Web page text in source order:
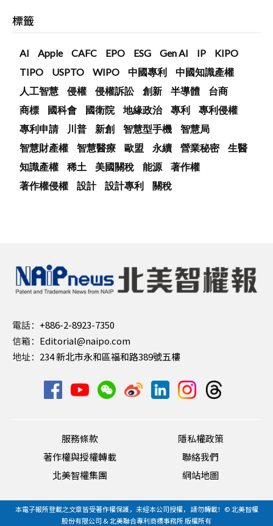
標籤
AI Apple CAFC EPO ESG Gen AI IP
KIPO
TIPO
USPTO WIPO 中國專利
中國知識產權
人工智慧
侵權 侵權訴訟 創新 半導體
台商
商標
國科會 國衛院 地緣政治 專利
專利侵權
專利申請
川普 新創 智慧型手機
智慧局
智慧財產權
智慧醫療 歐盟 永續 營業秘密
生醫
知識產權
稀土 美國關稅 能源
著作權
著作權侵權
設計 設計專利 關稅
電話： +886-2-8923-7350
信箱： Editorial@naipo.com
地址： 234 新北市永和區福和路389號五樓
服務條款
隱私權政策
著作權與授權轉載
聯絡我們
北美智權集團
網站地圖
本電子報所登載之文章皆受著作權保護，未經本公司授權， 請勿轉載！© 北美智權
股份有限公司 & 北美聯合專利商標事務所 版權所有